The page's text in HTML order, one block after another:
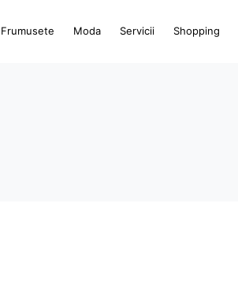
Frumusete Moda Servicii Shopping